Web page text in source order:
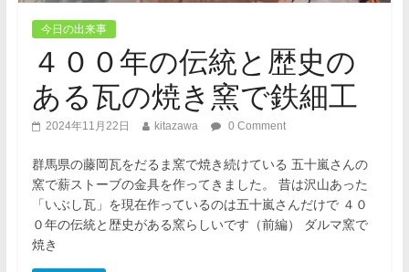
今日の出来事
４００年の伝統と歴史の
ある瓦の焼き窯で鉄細工
2024年11月22日 kitazawa 0 Comment
群馬県の藤岡瓦をだるま窯で焼き続けている 五十嵐さんの
窯で薪ストーブの金具を作ってきました。 昔は沢山あった
「いぶし瓦」を現在作っているのは五十嵐さんだけで ４０
０年の伝統と歴史がある窯らしいです（前編） ダルマ窯で
焼き